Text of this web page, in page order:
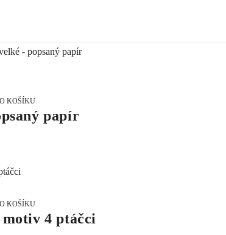
KOŠÍKU
papír
KOŠÍKU
4 ptáčci